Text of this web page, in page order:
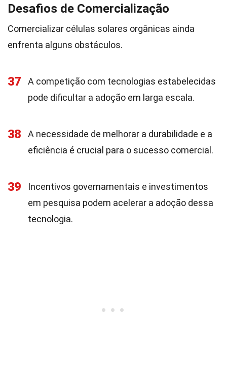
Desafios de Comercialização
Comercializar células solares orgânicas ainda
enfrenta alguns obstáculos.
37
A competição com tecnologias estabelecidas
pode dificultar a adoção em larga escala.
38
A necessidade de melhorar a durabilidade e a
eficiência é crucial para o sucesso comercial.
39
Incentivos governamentais e investimentos
em pesquisa podem acelerar a adoção dessa
tecnologia.